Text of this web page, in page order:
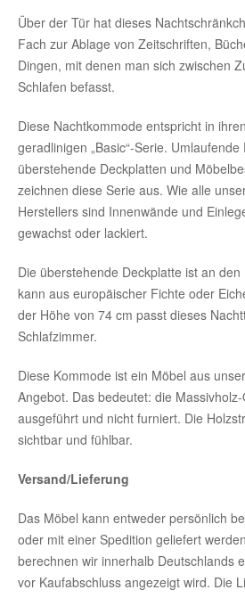
Über der Tür hat dieses
Fach zur Ablage von Zeitschriften,
Dingen, mit denen man sich zwischen
Schlafen befasst.
Diese Nachtkommode entspricht in
geradlinigen „Basic“-Serie.
überstehende Deckplatten und
zeichnen diese Serie aus. Wie alle
Herstellers sind Innenwände und
gewachst oder lackiert.
Die überstehende Deckplatte ist an
kann aus europäischer Fichte oder
der Höhe von 74 cm passt dieses
Schlafzimmer.
Diese Kommode ist ein Möbel aus
Angebot. Das bedeutet: die
ausgeführt und nicht furniert. Die
sichtbar und fühlbar.
Versand/Lieferung
Das Möbel kann entweder persönlich
oder mit einer Spedition geliefert
berechnen wir innerhalb Deutschlands
vor Kaufabschluss angezeigt wird. Die